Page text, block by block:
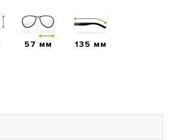
57 мм 135 мм